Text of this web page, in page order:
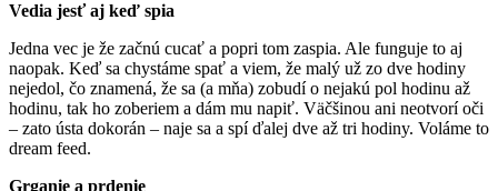
Vedia jesť aj keď spia
Jedna vec je že začnú cucať a popri tom zaspia. Ale funguje to aj
naopak. Keď sa chystáme spať a viem, že malý už zo dve hodiny
nejedol, čo znamená, že sa (a mňa) zobudí o nejakú pol hodinu až
hodinu, tak ho zoberiem a dám mu napiť. Väčšinou ani neotvorí oči
– zato ústa dokorán – naje sa a spí ďalej dve až tri hodiny. Voláme to
dream feed.
Grganie a prdenie